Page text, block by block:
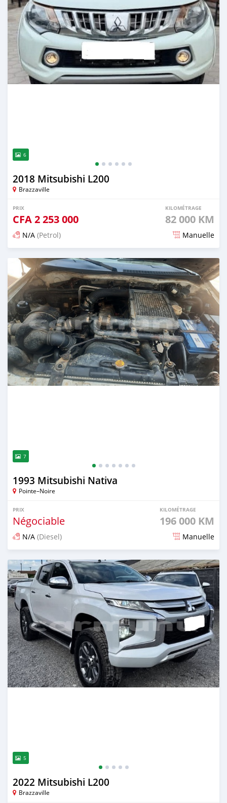
6
2018 Mitsubishi L200
Brazzaville
PRIX
CFA2 253 000
KILOMÉTRAGE
82 000 KM
N/A (Petrol) Manuelle
Publié il y a 3 mois
7
1993 Mitsubishi Nativa
Pointe–Noire
PRIX
Négociable
KILOMÉTRAGE
196 000 KM
N/A (Diesel) Manuelle
Publié il y a 3 mois
5
2022 Mitsubishi L200
Brazzaville